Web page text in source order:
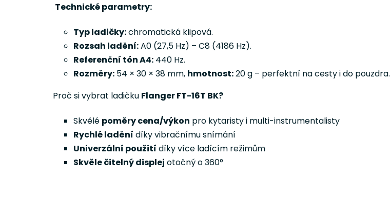
Technické parametry:
Typ ladičky:chromatická klipová.
Rozsah ladění:A0 (27,5 Hz) – C8 (4186 Hz).
Referenční tón A4: 440 Hz.
Rozměry: 54 × 30 × 38 mm, hmotnost:20 g – perfektní na cesty i do pouzdra.
Proč si vybrat ladičku Flanger FT-16T BK?
Skvělé poměry cena/výkon pro kytaristy i multi-instrumentalisty
Rychlé ladění díky vibračnímu snímání
Univerzální použití díky více ladícím režimům
Skvěle čitelný displej otočný o 360°